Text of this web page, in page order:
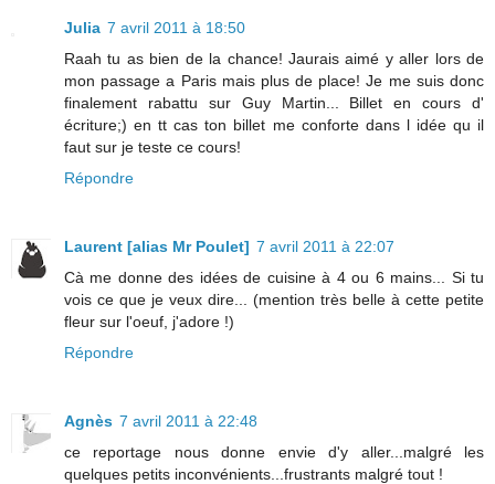
Julia 7 avril 2011 à 18:50
Raah tu as bien de la chance! Jaurais aimé y aller lors de
mon passage a Paris mais plus de place! Je me suis donc
finalement rabattu sur Guy Martin... Billet en cours d'
écriture;) en tt cas ton billet me conforte dans l idée qu il
faut sur je teste ce cours!
Répondre
Laurent [alias Mr Poulet] 7 avril 2011 à 22:07
Cà me donne des idées de cuisine à 4 ou 6 mains... Si tu
vois ce que je veux dire... (mention très belle à cette petite
fleur sur l'oeuf, j'adore !)
Répondre
Agnès 7 avril 2011 à 22:48
ce reportage nous donne envie d'y aller...malgré les
quelques petits inconvénients...frustrants malgré tout !